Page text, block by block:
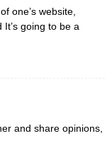
one’s website,
going to be a
and share opinions,